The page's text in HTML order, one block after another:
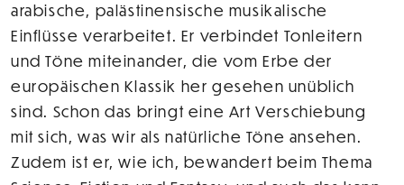
arabische, palästinensische musikalische
Einflüsse verarbeitet. Er verbindet Tonleitern
und Töne miteinander, die vom Erbe der
europäischen Klassik her gesehen unüblich
sind. Schon das bringt eine Art Verschiebung
mit sich, was wir als natürliche Töne ansehen.
Zudem ist er, wie ich, bewandert beim Thema